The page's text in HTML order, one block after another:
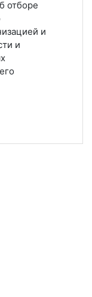
отборе
и
и